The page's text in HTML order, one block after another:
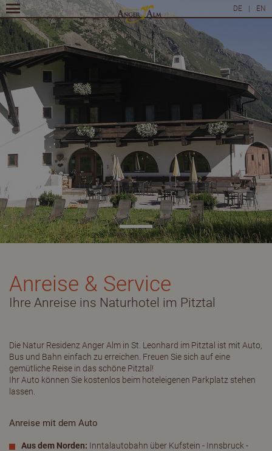
Anreise & Service
Ihre Anreise ins Naturhotel im Pitztal
Die Natur Residenz Anger Alm in St. Leonhard im Pitztal ist mit Auto,
Bus und Bahn einfach zu erreichen. Freuen Sie sich auf eine
gemütliche Reise in das schöne Pitztal!
Ihr Auto können Sie kostenlos beim hoteleigenen Parkplatz stehen
lassen.
Anreise mit dem Auto
Aus dem Norden: Inntalautobahn über Kufstein - Innsbruck -
DE | EN